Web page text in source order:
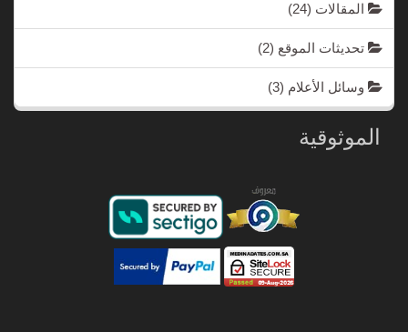
المقالات (24)
تحديثات الموقع (2)
وسائل الأعلام (3)
الموثوقية